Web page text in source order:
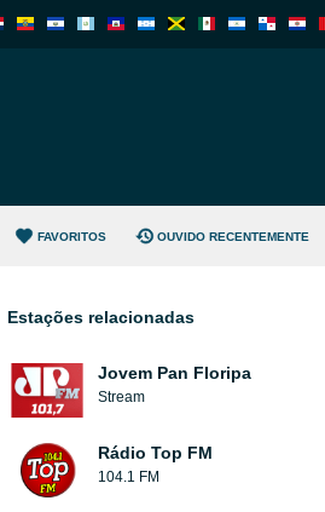
FAVORITOS OUVIDO RECENTEMENTE
Estações relacionadas
Jovem Pan Floripa
Stream
Rádio Top FM
104.1 FM